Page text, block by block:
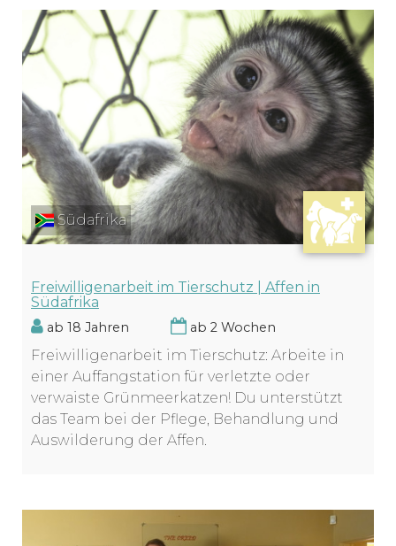
Südafrika
Freiwilligenarbeit im Tierschutz | Affen in
Südafrika
ab 18 Jahren ab 2 Wochen
Freiwilligenarbeit im Tierschutz: Arbeite in
einer Auffangstation für verletzte oder
verwaiste Grünmeerkatzen! Du unterstützt
das Team bei der Pflege, Behandlung und
Auswilderung der Affen.